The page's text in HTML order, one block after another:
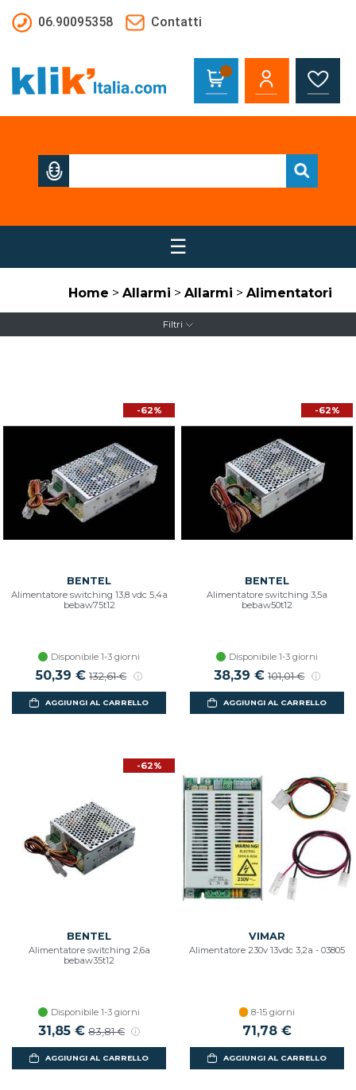
06.90095358
Contatti
☰
Home > Allarmi > Allarmi > Alimentatori
Filtri
-62%
BENTEL
Alimentatore switching 13,8 vdc 5,4a
bebaw75t12
Disponibile 1-3 giorni
50,39 € 132,61 €
AGGIUNGI AL CARRELLO
-62%
BENTEL
Alimentatore switching 3,5a
bebaw50t12
Disponibile 1-3 giorni
38,39 € 101,01 €
AGGIUNGI AL CARRELLO
-62%
BENTEL
Alimentatore switching 2,6a
bebaw35t12
Disponibile 1-3 giorni
31,85 € 83,81 €
AGGIUNGI AL CARRELLO
VIMAR
Alimentatore 230v 13vdc 3,2a - 03805
8-15 giorni
71,78 €
AGGIUNGI AL CARRELLO